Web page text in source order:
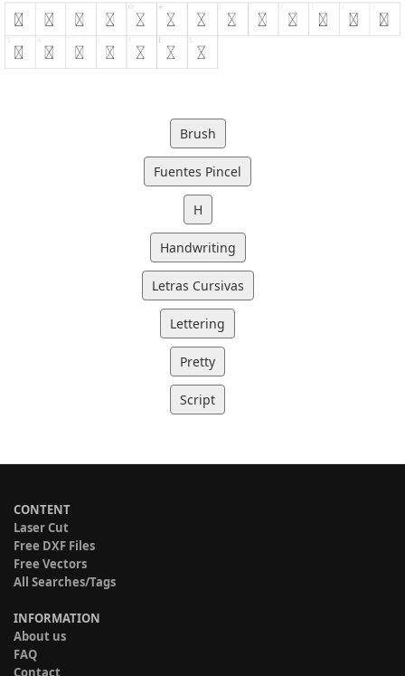
Brush
Fuentes Pincel
H
Handwriting
Letras Cursivas
Lettering
Pretty
Script
CONTENT
Laser Cut
Free DXF Files
Free Vectors
All Searches/Tags
INFORMATION
About us
FAQ
Contact